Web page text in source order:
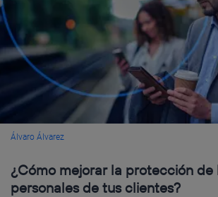
Álvaro Álvarez
¿Cómo mejorar la protección de
personales de tus clientes?